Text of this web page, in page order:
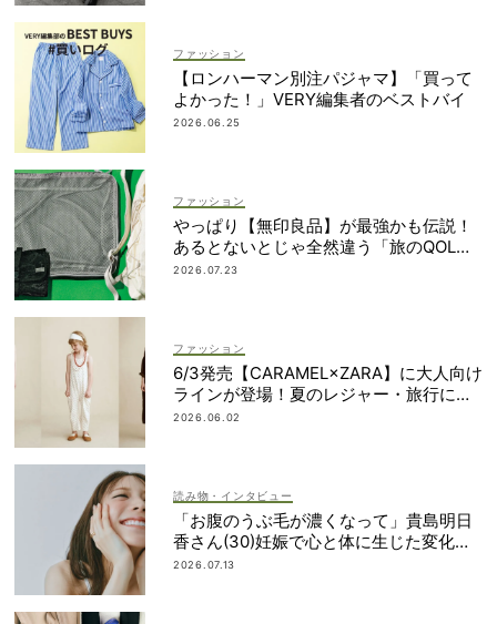
ファッション
【ロンハーマン別注パジャマ】「買って
よかった！」VERY編集者のベストバイ
2026.06.25
ファッション
やっぱり【無印良品】が最強かも伝説！
あるとないとじゃ全然違う「旅のQOL爆
上げアイテム」
2026.07.23
ファッション
6/3発売【CARAMEL×ZARA】に大人向け
ラインが登場！夏のレジャー・旅行にも
おすすめ
2026.06.02
読み物・インタビュー
「お腹のうぶ毛が濃くなって」貴島明日
香さん(30)妊娠で心と体に生じた変化も
「愛しいです」
2026.07.13